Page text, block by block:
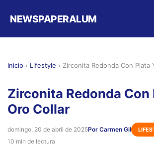
NEWSPAPERALUM
Inicio › Lifestyle › Zirconita Redonda Con Plata
Zirconita Redonda Con
Oro Collar
domingo, 20 de abril de 2025Por Carmen Gil
10 min de lectura